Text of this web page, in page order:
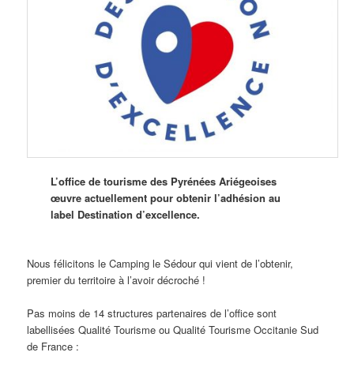
L’office de tourisme des Pyrénées Ariégeoises
œuvre actuellement pour obtenir l’adhésion au
label Destination d’excellence.
Nous félicitons le Camping le Sédour qui vient de l’obtenir,
premier du territoire à l’avoir décroché !
Pas moins de 14 structures partenaires de l’office sont
labellisées Qualité Tourisme ou Qualité Tourisme Occitanie Sud
de France :